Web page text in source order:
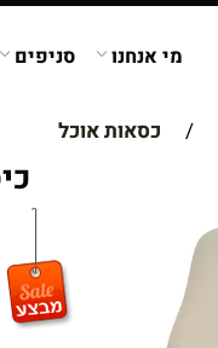
מי אנחנו סניפים
/ כסאות אוכל